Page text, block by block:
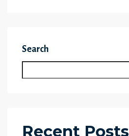
Search
Recent Posts